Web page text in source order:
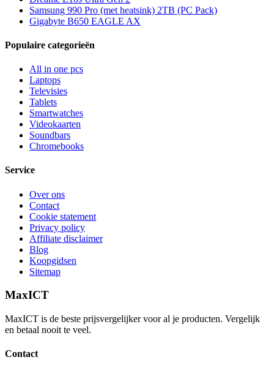
Samsung 990 Pro (met heatsink) 2TB (PC Pack)
Gigabyte B650 EAGLE AX
Populaire categorieën
All in one pcs
Laptops
Televisies
Tablets
Smartwatches
Videokaarten
Soundbars
Chromebooks
Service
Over ons
Contact
Cookie statement
Privacy policy
Affiliate disclaimer
Blog
Koopgidsen
Sitemap
MaxICT
MaxICT is de beste prijsvergelijker voor al je producten. Vergelijk
en betaal nooit te veel.
Contact